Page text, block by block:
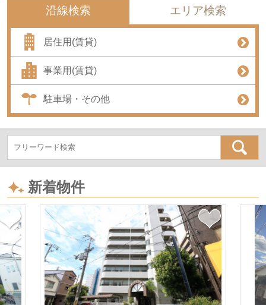
沿線検索 エリア検索
居住用(賃貸)
事業用(賃貸)
駐車場・その他
新着物件